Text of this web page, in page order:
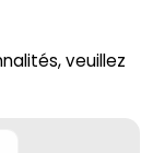
veuillez